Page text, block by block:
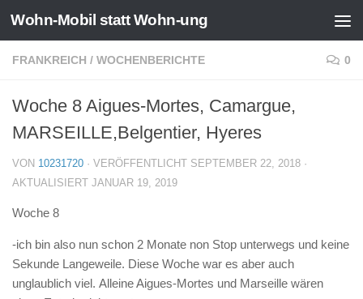
Zum Inhalt springen
Wohn-Mobil statt Wohn-ung
FRANKREICH / WOCHENBERICHTE 0
Woche 8 Aigues-Mortes, Camargue,
MARSEILLE,Belgentier, Hyeres
VON 10231720 · VERÖFFENTLICHT SEPTEMBER 22, 2018 ·
AKTUALISIERT JANUAR 19, 2019
Woche 8
-ich bin also nun schon 2 Monate non Stop unterwegs und keine
Sekunde Langeweile. Diese Woche war es aber auch
unglaublich viel. Alleine Aigues-Mortes und Marseille wären